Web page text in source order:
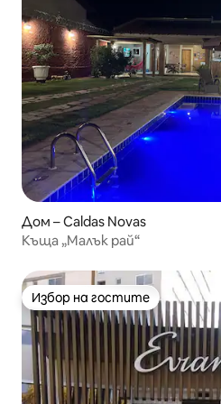
Дом – Caldas Novas
Къща „Малък рай“
Избор на гостите
Избор на гостите